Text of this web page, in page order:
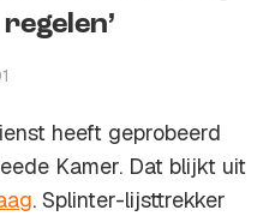
heeft geprobeerd
Kamer. Dat blijkt uit
. Splinter-lijsttrekker